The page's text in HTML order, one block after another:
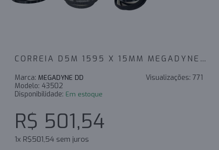
CORREIA D5M 1595 X 15MM MEGADYNE RPP
Visualizações: 771
Marca: MEGADYNE DD
Modelo: 43502
Disponibilidade: Em estoque
R$ 501,54
1x R$501,54 sem juros